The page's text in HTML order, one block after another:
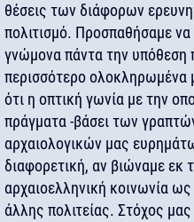
θέσεις των διάφορων
πολιτισμό. Προσπαθήσαμε
γνώμονα πάντα την υπόθεση
περισσότερο ολοκληρωμένα
ότι η οπτική γωνία με την
πράγματα -βάσει των
αρχαιολογικών μας
διαφορετική, αν βιώναμε εκ
αρχαιοελληνική κοινωνία
άλλης πολιτείας. Στόχος